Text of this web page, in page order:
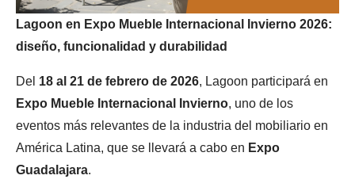
Lagoon en Expo Mueble Internacional Invierno 2026:
diseño, funcionalidad y durabilidad
Del 18 al 21 de febrero de 2026, Lagoon participará en
Expo Mueble Internacional Invierno, uno de los
eventos más relevantes de la industria del mobiliario en
América Latina, que se llevará a cabo en Expo
Guadalajara.